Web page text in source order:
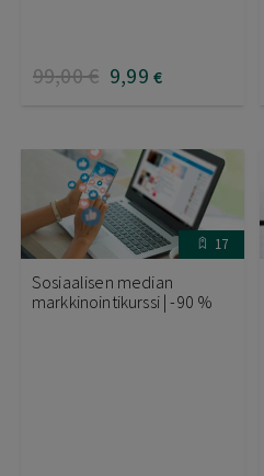
99,00€ 9,99 €
17
Sosiaalisen median
markkinointikurssi | -90 %